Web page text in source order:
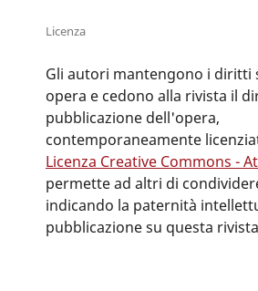
Licenza
Gli autori mantengono i diritti
opera e cedono alla rivista il
pubblicazione dell'opera,
contemporaneamente
Licenza Creative Commons -
permette ad altri di
indicando la paternità
pubblicazione su questa